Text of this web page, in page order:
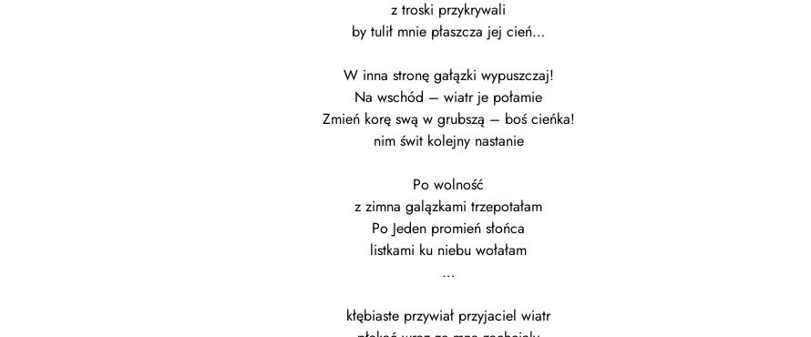
z troski przykrywali
by tulił mnie płaszcza jej cień…
W inna stronę gałązki wypuszczaj!
Na wschód – wiatr je połamie
Zmień korę swą w grubszą – boś cieńka!
nim świt kolejny nastanie
Po wolność
z zimna galązkami trzepotałam
Po Jeden promień słońca
listkami ku niebu wołałam
…
kłębiaste przywiał przyjaciel wiatr